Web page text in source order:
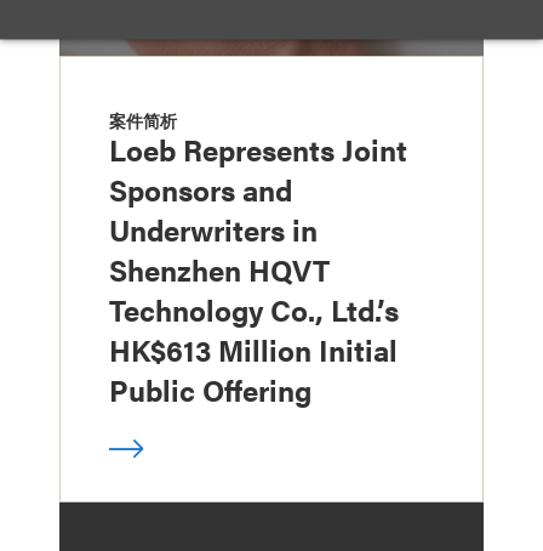
案件简析
Loeb Represents Joint
Sponsors and
Underwriters in
Shenzhen HQVT
Technology Co., Ltd.’s
HK$613 Million Initial
Public Offering